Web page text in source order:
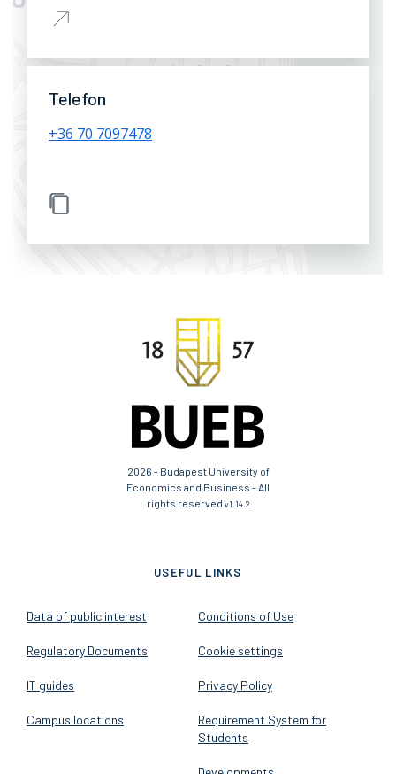
Telefon
+36 70 7097478
2026 - Budapest University of
Economics and Business - All
rights reserved v1.14.2
USEFUL LINKS
Data of public interest
Regulatory Documents
IT guides
Campus locations
Conditions of Use
Cookie settings
Privacy Policy
Requirement System for
Students